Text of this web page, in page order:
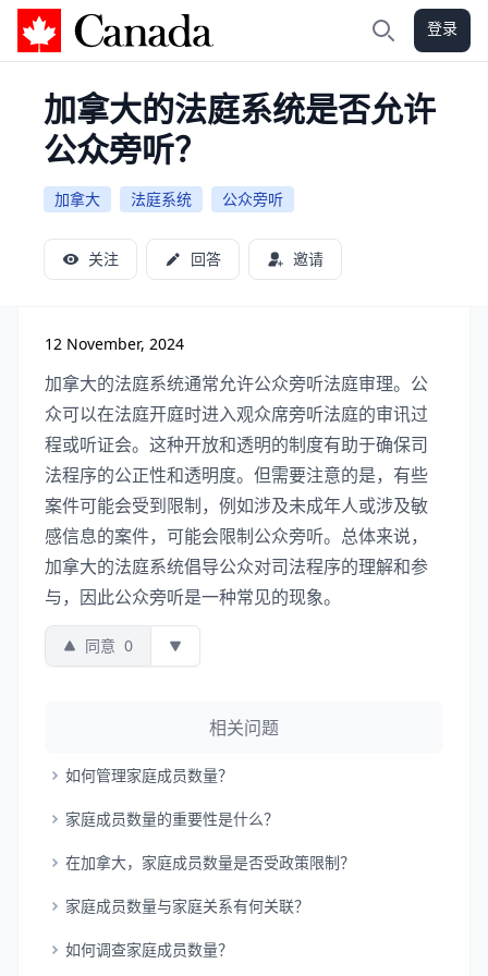
加拿大攻略 登录
加拿大的法庭系统是否允许
公众旁听？
加拿大 法庭系统 公众旁听
关注 回答 邀请
12 November, 2024
加拿大的法庭系统通常允许公众旁听法庭审理。公
众可以在法庭开庭时进入观众席旁听法庭的审讯过
程或听证会。这种开放和透明的制度有助于确保司
法程序的公正性和透明度。但需要注意的是，有些
案件可能会受到限制，例如涉及未成年人或涉及敏
感信息的案件，可能会限制公众旁听。总体来说，
加拿大的法庭系统倡导公众对司法程序的理解和参
与，因此公众旁听是一种常见的现象。
同意 0
相关问题
如何管理家庭成员数量？
家庭成员数量的重要性是什么？
在加拿大，家庭成员数量是否受政策限制？
家庭成员数量与家庭关系有何关联？
如何调查家庭成员数量？